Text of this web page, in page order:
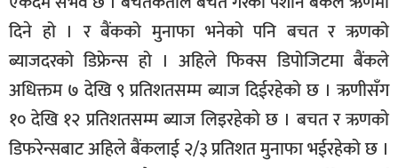
दिने हो । र बैंकको मुनाफा भनेको पनि बचत र ऋणको
ब्याजदरको डिफ्रेन्स हो । अहिले फिक्स डिपोजिटमा बैंकले
अधिक्तम ७ देखि ९ प्रतिशतसम्म ब्याज दिईरहेको छ । ऋणीसँग
१० देखि १२ प्रतिशतसम्म ब्याज लिइरहेको छ । बचत र ऋणको
डिफरेन्सबाट अहिले बैंकलाई २/३ प्रतिशत मुनाफा भईरहेको छ ।